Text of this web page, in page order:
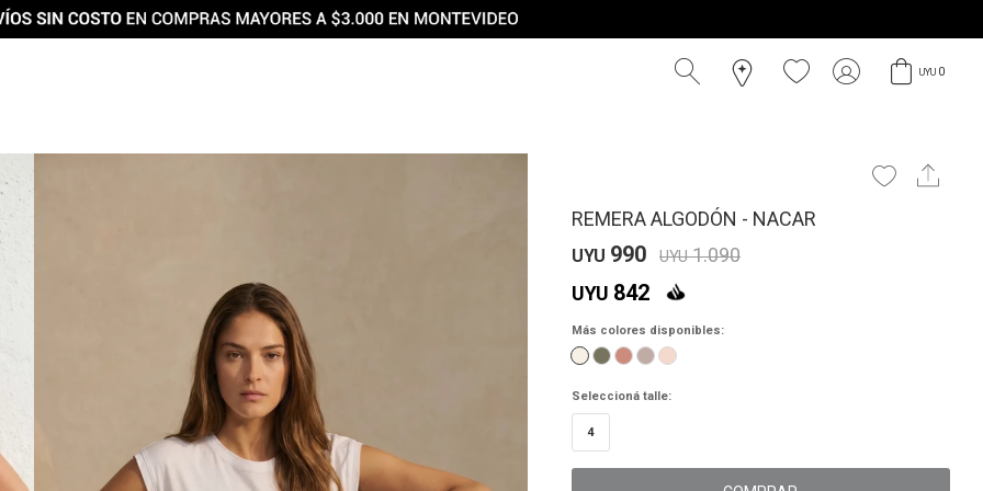
UYU 0
REMERA ALGODÓN - NACAR
UYU 990 UYU 1.090
UYU 842
Más colores disponibles:
Seleccioná talle:
4